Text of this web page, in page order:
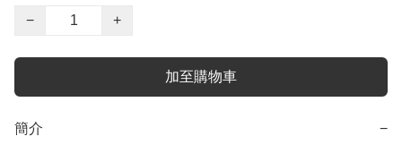
−
+
加至購物車
簡介 −